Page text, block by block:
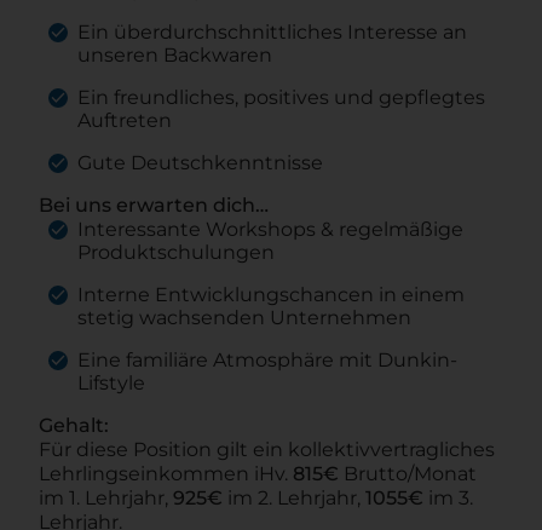
Ein überdurchschnittliches Interesse an
unseren Backwaren
Ein freundliches, positives und gepflegtes
Auftreten
Gute Deutschkenntnisse
Bei uns erwarten dich…
Interessante Workshops & regelmäßige
Produktschulungen
Interne Entwicklungschancen in einem
stetig wachsenden Unternehmen
Eine familiäre Atmosphäre mit Dunkin-
Lifstyle
Gehalt:
Für diese Position gilt ein kollektivvertragliches
Lehrlingseinkommen iHv. 815€ Brutto/Monat
im 1. Lehrjahr, 925€ im 2. Lehrjahr, 1055€ im 3.
Lehrjahr.